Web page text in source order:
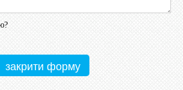
закрити форму